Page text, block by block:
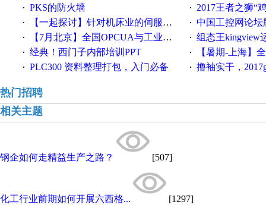
· PKS的防火墙 · 2017王者之狮“鸡”情签到
· 【一起探讨】针对机床业的伺服系统发展，您的期望是什么？ · 中国工控网论坛版
· 【7月北京】全国OPCUA与工业互联技术培训班通知！ · 组态王kingview
· 经典！西门子内部培训PPT · 【暑期-上海】全国工业
· PLC300 资料整理打包，入门必备 · 撸袖实干，2017gongkong®第
热门招聘
相关主题
钢企如何走精益生产之路？ [507]
化工行业前期如何开展六西格... [1297]